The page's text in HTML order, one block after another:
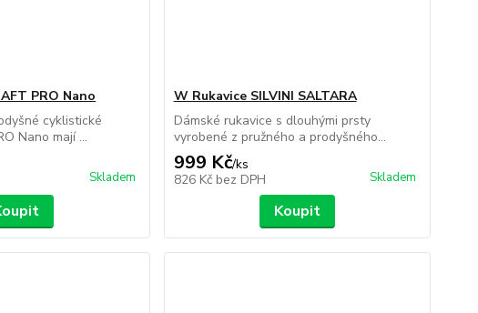
PRO Nano
cyklistické
Nano mají ...
Skladem
W Rukavice SILVINI SALTARA
Dámské rukavice s dlouhými prsty
vyrobené z pružného a prodyšného...
999 Kč/ks
826 Kč bez DPH Skladem
Koupit